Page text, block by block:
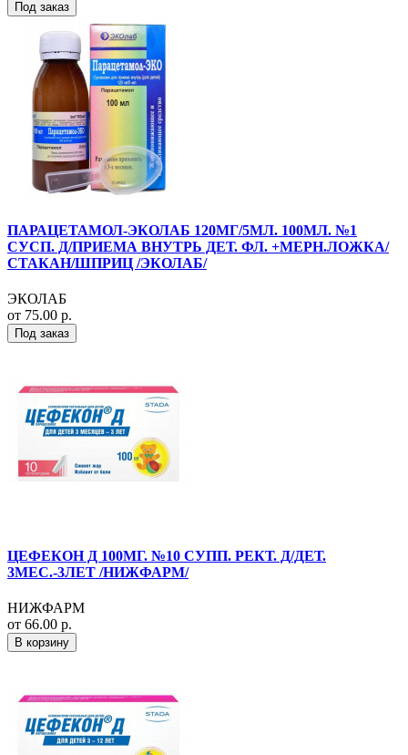
Под заказ
ПАРАЦЕТАМОЛ-ЭКОЛАБ 120МГ/5МЛ. 100МЛ. №1
СУСП. Д/ПРИЕМА ВНУТРЬ ДЕТ. ФЛ. +МЕРН.ЛОЖКА/
СТАКАН/ШПРИЦ /ЭКОЛАБ/
ЭКОЛАБ
от 75.00 р.
Под заказ
ЦЕФЕКОН Д 100МГ. №10 СУПП. РЕКТ. Д/ДЕТ.
3МЕС.-3ЛЕТ /НИЖФАРМ/
НИЖФАРМ
от 66.00 р.
В корзину